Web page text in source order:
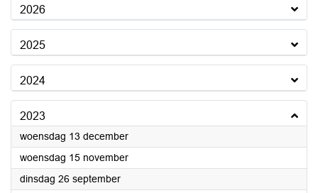
2026
2025
2024
2023
woensdag 13 december2023
woensdag 15 november2023
dinsdag 26 september2023